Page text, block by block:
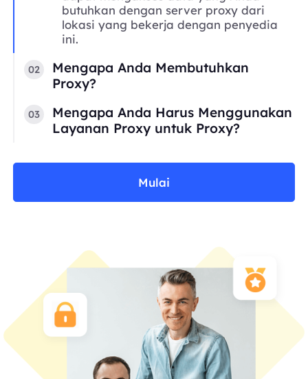
butuhkan dengan server proxy dari
lokasi yang bekerja dengan penyedia
ini.
02
Mengapa Anda Membutuhkan
Proxy?
03
Mengapa Anda Harus Menggunakan
Layanan Proxy untuk Proxy?
Mulai